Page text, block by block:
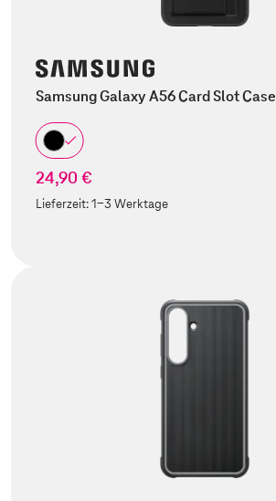
Samsung Galaxy A56 Card Slot Case
24,90 €
Lieferzeit:1-3 Werktage